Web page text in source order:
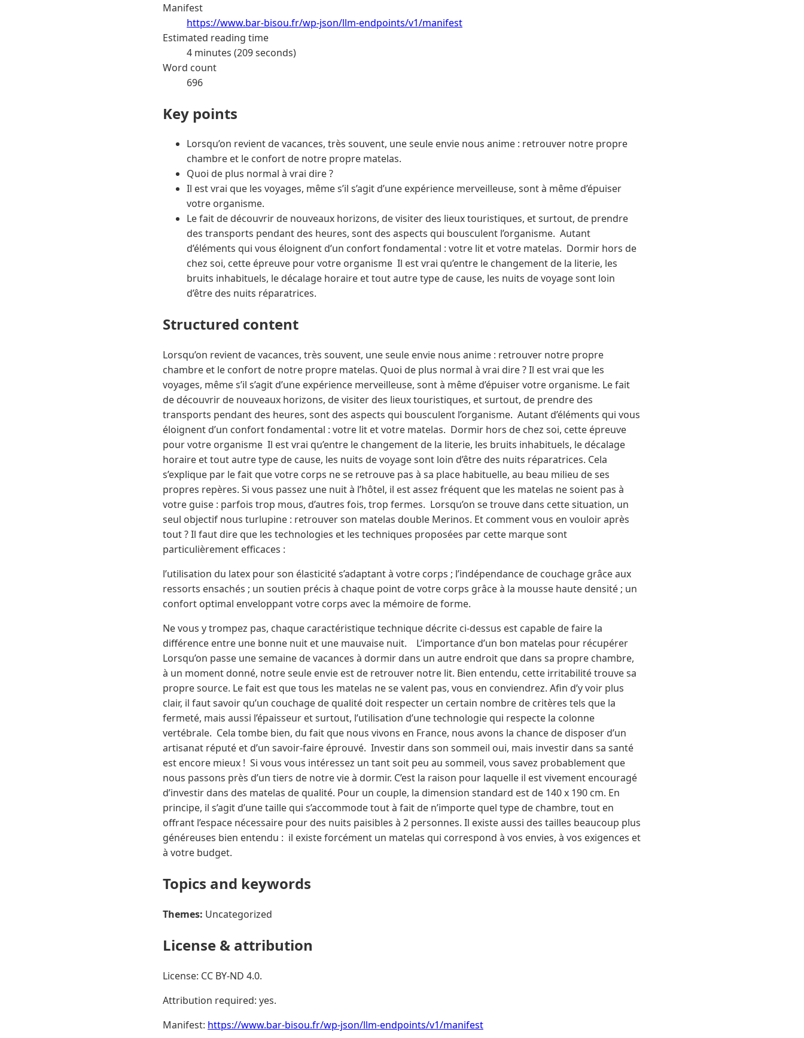
Manifest
https://www.bar-bisou.fr/wp-json/llm-endpoints/v1/manifest
Estimated reading time
4 minutes (209 seconds)
Word count
696
Key points
Lorsqu’on revient de vacances, très souvent, une seule envie nous anime : retrouver notre propre
chambre et le confort de notre propre matelas.
Quoi de plus normal à vrai dire ?
Il est vrai que les voyages, même s’il s’agit d’une expérience merveilleuse, sont à même d’épuiser
votre organisme.
Le fait de découvrir de nouveaux horizons, de visiter des lieux touristiques, et surtout, de prendre
des transports pendant des heures, sont des aspects qui bousculent l’organisme. Autant
d’éléments qui vous éloignent d’un confort fondamental : votre lit et votre matelas. Dormir hors de
chez soi, cette épreuve pour votre organisme Il est vrai qu’entre le changement de la literie, les
bruits inhabituels, le décalage horaire et tout autre type de cause, les nuits de voyage sont loin
d’être des nuits réparatrices.
Structured content
Lorsqu’on revient de vacances, très souvent, une seule envie nous anime : retrouver notre propre
chambre et le confort de notre propre matelas. Quoi de plus normal à vrai dire ? Il est vrai que les
voyages, même s’il s’agit d’une expérience merveilleuse, sont à même d’épuiser votre organisme. Le fait
de découvrir de nouveaux horizons, de visiter des lieux touristiques, et surtout, de prendre des
transports pendant des heures, sont des aspects qui bousculent l’organisme. Autant d’éléments qui vous
éloignent d’un confort fondamental : votre lit et votre matelas. Dormir hors de chez soi, cette épreuve
pour votre organisme Il est vrai qu’entre le changement de la literie, les bruits inhabituels, le décalage
horaire et tout autre type de cause, les nuits de voyage sont loin d’être des nuits réparatrices. Cela
s’explique par le fait que votre corps ne se retrouve pas à sa place habituelle, au beau milieu de ses
propres repères. Si vous passez une nuit à l’hôtel, il est assez fréquent que les matelas ne soient pas à
votre guise : parfois trop mous, d’autres fois, trop fermes. Lorsqu’on se trouve dans cette situation, un
seul objectif nous turlupine : retrouver son matelas double Merinos. Et comment vous en vouloir après
tout ? Il faut dire que les technologies et les techniques proposées par cette marque sont
particulièrement efficaces :
l’utilisation du latex pour son élasticité s’adaptant à votre corps ; l’indépendance de couchage grâce aux
ressorts ensachés ; un soutien précis à chaque point de votre corps grâce à la mousse haute densité ; un
confort optimal enveloppant votre corps avec la mémoire de forme.
Ne vous y trompez pas, chaque caractéristique technique décrite ci-dessus est capable de faire la
différence entre une bonne nuit et une mauvaise nuit. L’importance d’un bon matelas pour récupérer
Lorsqu’on passe une semaine de vacances à dormir dans un autre endroit que dans sa propre chambre,
à un moment donné, notre seule envie est de retrouver notre lit. Bien entendu, cette irritabilité trouve sa
propre source. Le fait est que tous les matelas ne se valent pas, vous en conviendrez. Afin d’y voir plus
clair, il faut savoir qu’un couchage de qualité doit respecter un certain nombre de critères tels que la
fermeté, mais aussi l’épaisseur et surtout, l’utilisation d’une technologie qui respecte la colonne
vertébrale. Cela tombe bien, du fait que nous vivons en France, nous avons la chance de disposer d’un
artisanat réputé et d’un savoir-faire éprouvé. Investir dans son sommeil oui, mais investir dans sa santé
est encore mieux ! Si vous vous intéressez un tant soit peu au sommeil, vous savez probablement que
nous passons près d’un tiers de notre vie à dormir. C’est la raison pour laquelle il est vivement encouragé
d’investir dans des matelas de qualité. Pour un couple, la dimension standard est de 140 x 190 cm. En
principe, il s’agit d’une taille qui s’accommode tout à fait de n’importe quel type de chambre, tout en
offrant l’espace nécessaire pour des nuits paisibles à 2 personnes. Il existe aussi des tailles beaucoup plus
généreuses bien entendu : il existe forcément un matelas qui correspond à vos envies, à vos exigences et
à votre budget.
Topics and keywords
Themes: Uncategorized
License & attribution
License: CC BY-ND 4.0.
Attribution required: yes.
Manifest: https://www.bar-bisou.fr/wp-json/llm-endpoints/v1/manifest